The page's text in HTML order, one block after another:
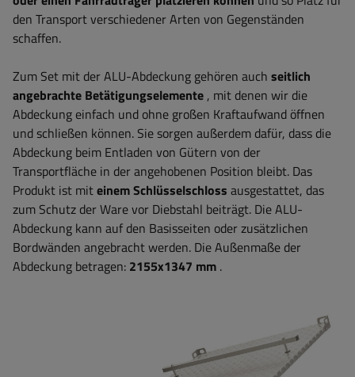
den Transport verschiedener Arten von Gegenständen
schaffen.
Zum Set mit der ALU-Abdeckung gehören auch seitlich
angebrachte Betätigungselemente , mit denen wir die
Abdeckung einfach und ohne großen Kraftaufwand öffnen
und schließen können. Sie sorgen außerdem dafür, dass die
Abdeckung beim Entladen von Gütern von der
Transportfläche in der angehobenen Position bleibt. Das
Produkt ist miteinem Schlüsselschloss ausgestattet, das
zum Schutz der Ware vor Diebstahl beiträgt. Die ALU-
Abdeckung kann auf den Basisseiten oder zusätzlichen
Bordwänden angebracht werden. Die Außenmaße der
Abdeckung betragen: 2155x1347 mm .